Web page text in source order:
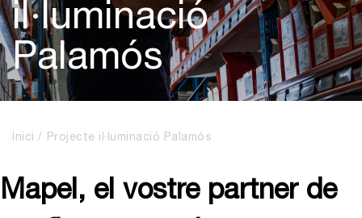
il·luminació
Palamós
Inici Projecte il·luminació Palamós
Mapel, el vostre partner de